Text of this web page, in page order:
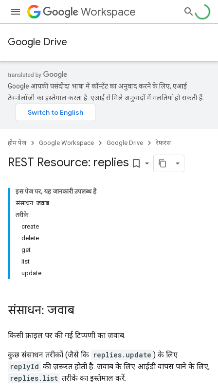
Workspace
Google Drive
Google आपकी पसंदीदा भाषा में कॉन्टेंट का अनुवाद करने के लिए, एआई
टेक्नोलॉजी का इस्तेमाल करता है. एआई से मिले अनुवादों में गलतियां हो सकती हैं.
होम पेज Google Workspace Google Drive रेफ़रंस
REST Resource: replies bookmark_border
इस पेज पर, यह जानकारी उपलब्ध है
संसाधन: जवाब
तरीके
create
delete
get
list
update
संसाधन: जवाब
किसी फ़ाइल पर की गई टिप्पणी का जवाब.
कुछ संसाधन तरीकों (जैसे कि replies.update ) के लिए
replyId की ज़रूरत होती है. जवाब के लिए आईडी वापस पाने के लिए,
replies.list तरीके का इस्तेमाल करें.